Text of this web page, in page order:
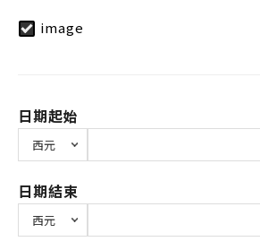
image
日期起始
日期結束